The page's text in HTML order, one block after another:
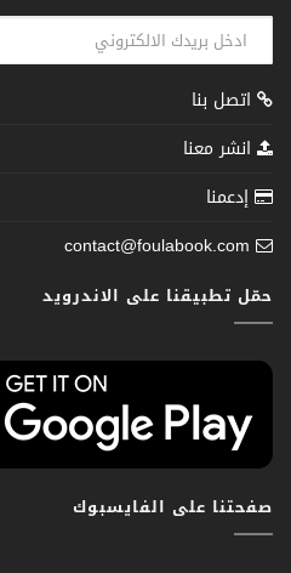
اتصل بنا
انشر معنا
إدعمنا
contact@foulabook.com
حمّل تطبيقنا على الاندرويد
صفحتنا على الفايسبوك